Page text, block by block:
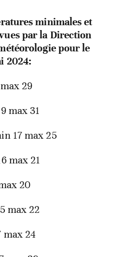
minimales et
par la Direction
pour le
2024:
29
max 31
17 max 25
max 21
20
max 22
max 24